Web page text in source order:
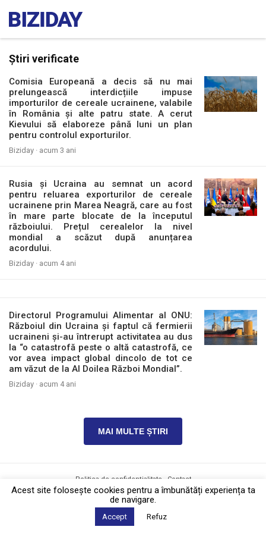
Știri verificate
Comisia Europeană a decis să nu mai
prelungească interdicțiile impuse
importurilor de cereale ucrainene, valabile
în România și alte patru state. A cerut
Kievului să elaboreze până luni un plan
pentru controlul exporturilor.
Biziday · acum 3 ani
Rusia și Ucraina au semnat un acord
pentru reluarea exporturilor de cereale
ucrainene prin Marea Neagră, care au fost
în mare parte blocate de la începutul
războiului. Prețul cerealelor la nivel
mondial a scăzut după anunțarea
acordului.
Biziday · acum 4 ani
Directorul Programului Alimentar al ONU:
Războiul din Ucraina și faptul că fermierii
ucraineni și-au întrerupt activitatea au dus
la “o catastrofă peste o altă catastrofă, ce
vor avea impact global dincolo de tot ce
am văzut de la Al Doilea Război Mondial”.
Biziday · acum 4 ani
MAI MULTE ȘTIRI
Politica de confidențialitate
Contact
2026 © Biziday
Acest site foloseşte cookies pentru a îmbunătăți experiența ta
de navigare.
Accept Refuz